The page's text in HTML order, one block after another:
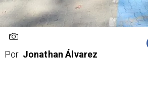
Por Jonathan Álvarez